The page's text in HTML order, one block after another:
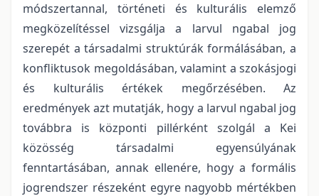
módszertannal, történeti és kulturális elemző
megközelítéssel vizsgálja a larvul ngabal jog
szerepét a társadalmi struktúrák formálásában, a
konfliktusok megoldásában, valamint a szokásjogi
és kulturális értékek megőrzésében. Az
eredmények azt mutatják, hogy a larvul ngabal jog
továbbra is központi pillérként szolgál a Kei
közösség társadalmi egyensúlyának
fenntartásában, annak ellenére, hogy a formális
jogrendszer részeként egyre nagyobb mértékben